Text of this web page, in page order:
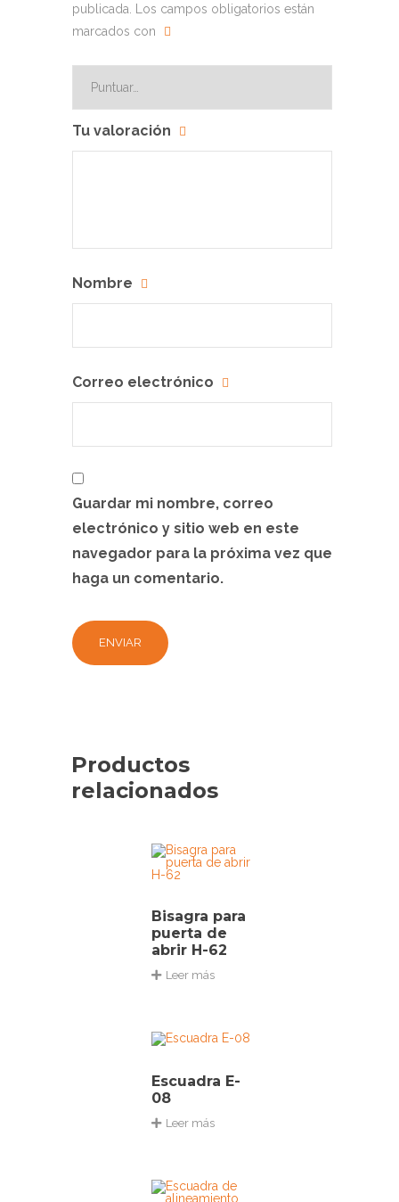
publicada.
Los campos obligatorios están
marcados con
Tu valoración
Nombre
Correo electrónico
Guardar mi nombre, correo
electrónico y sitio web en este
navegador para la próxima vez que
haga un comentario.
Productos
relacionados
Bisagra para
puerta de
abrir H-62
Leer más
Escuadra E-
08
Leer más